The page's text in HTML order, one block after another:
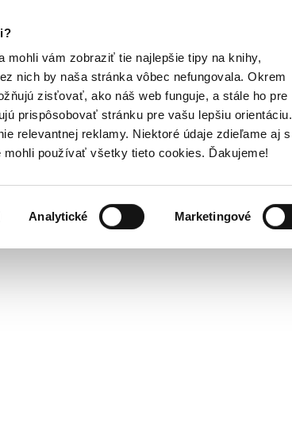
mohli vám zobraziť tie najlepšie tipy na knihy,
nich by naša stránka vôbec nefungovala. Okrem
zisťovať, ako náš web funguje, a stále ho pre
prispôsobovať stránku pre vašu lepšiu orientáciu.
relevantnej reklamy. Niektoré údaje zdieľame aj s
používať všetky tieto cookies. Ďakujeme!
Analytické Marketingové